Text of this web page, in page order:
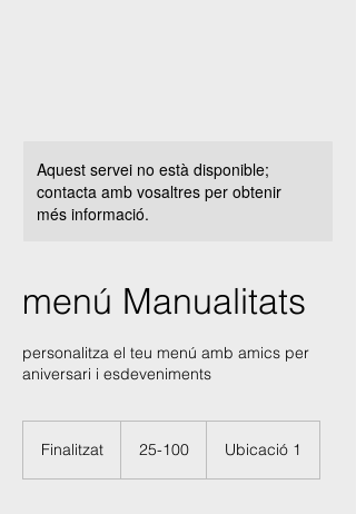
Aquest servei no està disponible;
contacta amb vosaltres per obtenir
més informació.
menú Manualitats
personalitza el teu menú amb amics per
aniversari i esdeveniments
Finalitzat 25-100 Ubicació 1